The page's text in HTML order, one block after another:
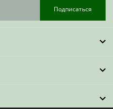
Подписаться